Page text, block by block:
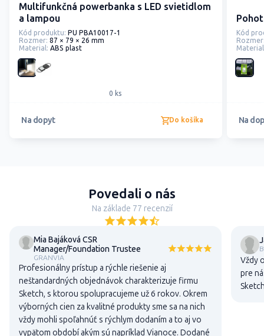
Multifunkčná powerbanka s LED svietidlom
a lampou
Kód produktu: PU PBA10017-1
Rozmer: 87 × 79 × 26 mm
Material: ABS plast
0 ks
Na dopyt Do košíka
Kód
Na
Povedali o nás
Na základe 77 recenzií
Mia Bajáková CSR
Manager/Foundation Trustee
GRANVIA
Profesionálny prístup a rýchle riešenie aj
neštandardných objednávok charakterizuje firmu
Sketch, s ktorou spolupracujeme už 6 rokov. Okrem
výborných cien za kvalitné produkty sme sa na nich
vždy mohli spoľahnúť s rýchlym dodaním a to aj vo
vypätom období akým sú napríklad Vianoce. Dodané
Vždy
pre